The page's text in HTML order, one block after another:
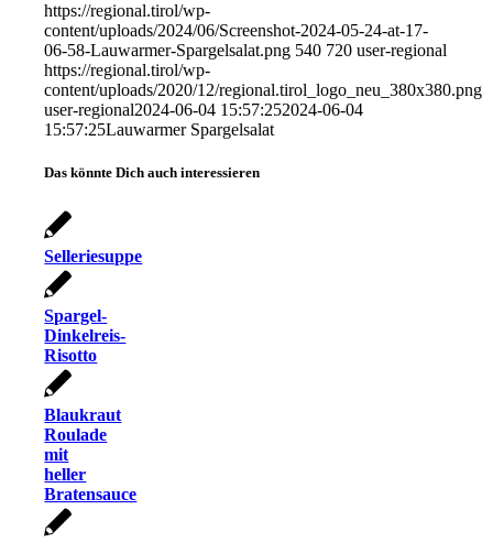
https://regional.tirol/wp-
content/uploads/2024/06/Screenshot-2024-05-24-at-17-
06-58-Lauwarmer-Spargelsalat.png 540 720 user-regional
https://regional.tirol/wp-
content/uploads/2020/12/regional.tirol_logo_neu_380x380.png
user-regional2024-06-04 15:57:252024-06-04
15:57:25Lauwarmer Spargelsalat
Das könnte Dich auch interessieren
Selleriesuppe
Spargel-
Dinkelreis-
Risotto
Blaukraut
Roulade
mit
heller
Bratensauce